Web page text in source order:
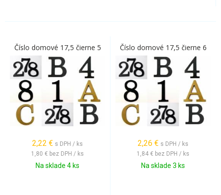
Číslo domové 17,5 čierne 5
2,22 € s DPH / ks
1,80 € bez DPH / ks
Na sklade 4 ks
Číslo domové 17,5 čierne 6
2,26 € s DPH / ks
1,84 € bez DPH / ks
Na sklade 3 ks